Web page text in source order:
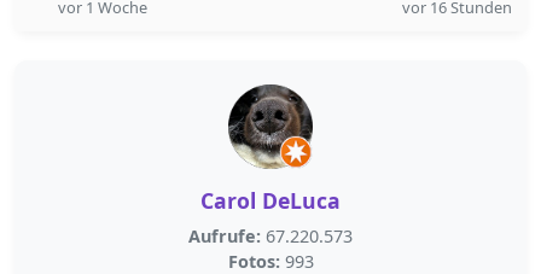
vor 1 Woche vor 16 Stunden
Carol DeLuca
Aufrufe: 67.220.573
Fotos: 993